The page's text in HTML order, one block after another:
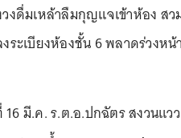
งดื่มเหล้าลืมกุญแจเข้าห้อง ส
ระเบียงห้องชั้น 6 พลาดร่วง
16 มี.ค. ร.ต.อ.ปกฉัตร สงวนแว